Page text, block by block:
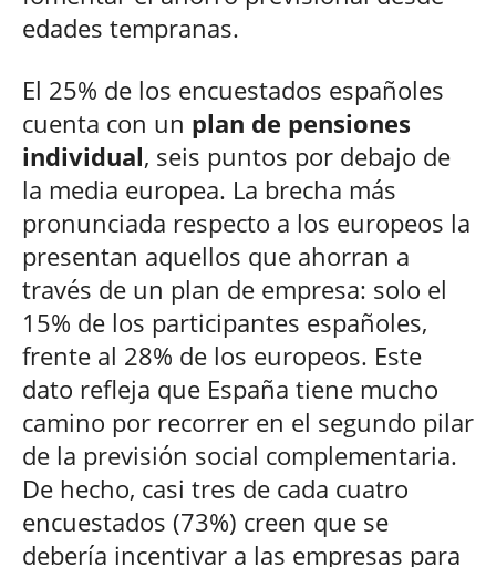
edades tempranas.
El 25% de los encuestados españoles
cuenta con un plan de pensiones
individual, seis puntos por debajo de
la media europea. La brecha más
pronunciada respecto a los europeos la
presentan aquellos que ahorran a
través de un plan de empresa: solo el
15% de los participantes españoles,
frente al 28% de los europeos. Este
dato refleja que España tiene mucho
camino por recorrer en el segundo pilar
de la previsión social complementaria.
De hecho, casi tres de cada cuatro
encuestados (73%) creen que se
debería incentivar a las empresas para